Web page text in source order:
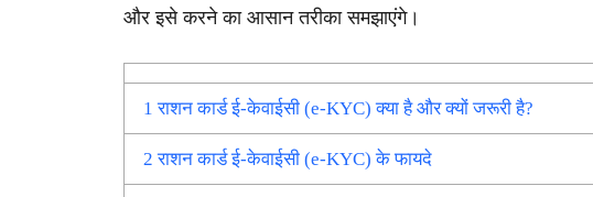
और इसे करने का आसान तरीका समझाएंगे।
1 राशन कार्ड ई-केवाईसी (e-KYC) क्या है और क्यों जरूरी है?
2 राशन कार्ड ई-केवाईसी (e-KYC) के फायदे